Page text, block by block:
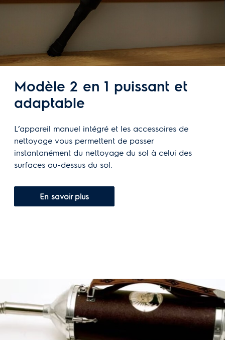
Modèle 2 en 1 puissant et
adaptable
L’appareil manuel intégré et les accessoires de
nettoyage vous permettent de passer
instantanément du nettoyage du sol à celui des
surfaces au-dessus du sol.
En savoir plus